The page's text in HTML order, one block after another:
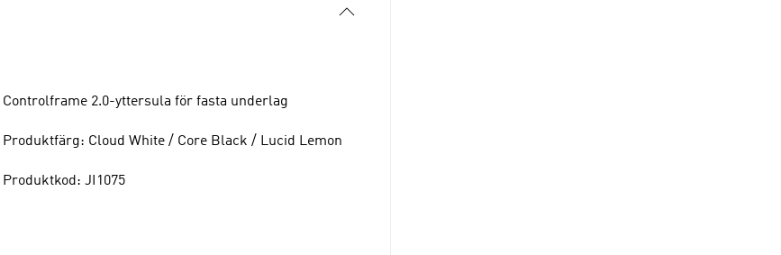
Controlframe 2.0-yttersula för fasta underlag
Produktfärg: Cloud White / Core Black / Lucid Lemon
Produktkod: JI1075